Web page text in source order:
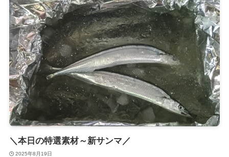
＼本日の特選素材～新サンマ／
2025年8月19日